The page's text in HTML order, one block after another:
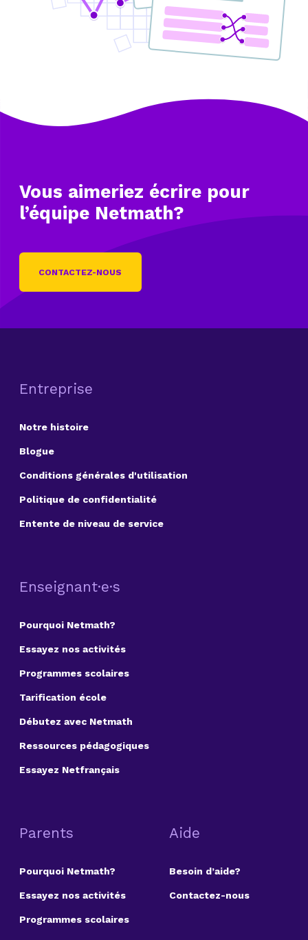
Vous aimeriez écrire pour
l’équipe Netmath?
CONTACTEZ-NOUS
Entreprise
Notre histoire
Blogue
Conditions générales d'utilisation
Politique de confidentialité
Entente de niveau de service
Enseignant·e·s
Pourquoi Netmath?
Essayez nos activités
Programmes scolaires
Tarification école
Débutez avec Netmath
Ressources pédagogiques
Essayez Netfrançais
Parents
Pourquoi Netmath?
Essayez nos activités
Programmes scolaires
Aide
Besoin d’aide?
Contactez-nous